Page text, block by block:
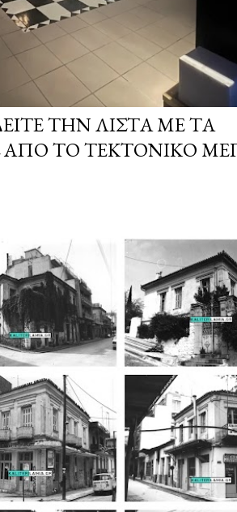
ΤΗΝ ΛΊΣΤΑ ΜΕ ΤΑ
ΤΟ ΤΕΚΤΟΝΙΚΌ